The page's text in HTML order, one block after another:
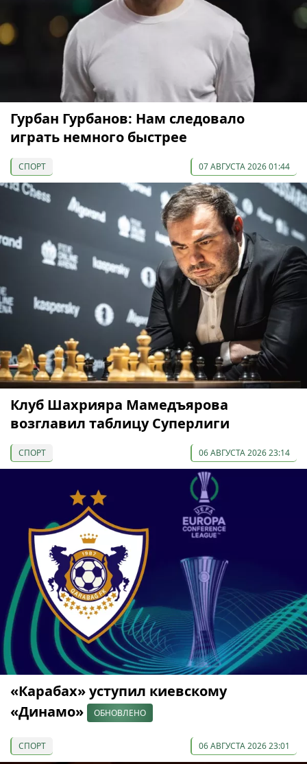
Гурбан Гурбанов: Нам следовало
играть немного быстрее
СПОРТ 07 АВГУСТА 2026 01:44
Клуб Шахрияра Мамедъярова
возглавил таблицу Суперлиги
СПОРТ 06 АВГУСТА 2026 23:14
«Карабах» уступил киевскому
«Динамо»
ОБНОВЛЕНО
СПОРТ 06 АВГУСТА 2026 23:01